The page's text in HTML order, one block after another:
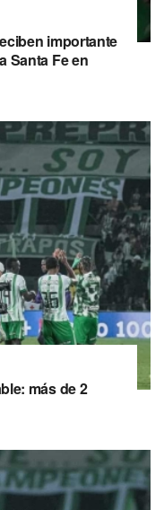
importante
Santa Fe en
más de 2